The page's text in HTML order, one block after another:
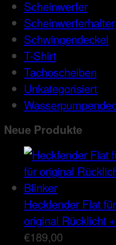
Scheinwerfer
Scheinwerferhalter
Schwingendeckel
T-Shirt
Tachoscheiben
Unkategorisiert
Neue Produkte
Heckfender Flat
original Rücklicht
€189,00